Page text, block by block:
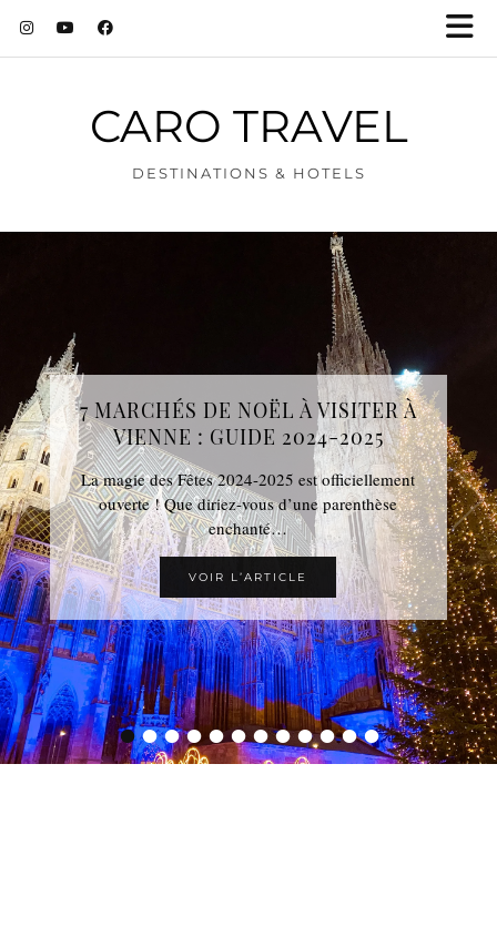
CARO TRAVEL
DESTINATIONS & HOTELS
••••••••••••
7 MARCHÉS DE NOËL À VISITER À
VIENNE : GUIDE 2024-2025
La magie des Fêtes 2024-2025 est officiellement
ouverte ! Que diriez-vous d’une parenthèse
enchanté…
VOIR L’ARTICLE